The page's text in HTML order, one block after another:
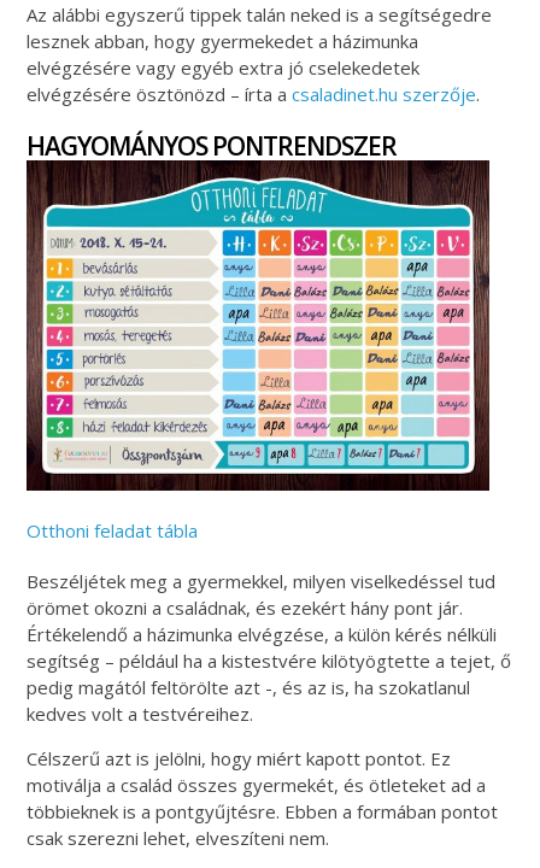
Az alábbi egyszerű tippek talán neked is a segítségedre
lesznek abban, hogy gyermekedet a házimunka
elvégzésére vagy egyéb extra jó cselekedetek
elvégzésére ösztönözd – írta acsaladinet.hu szerzője.
HAGYOMÁNYOS PONTRENDSZER
Otthoni feladat tábla
Beszéljétek meg a gyermekkel, milyen viselkedéssel tud
örömet okozni a családnak, és ezekért hány pont jár.
Értékelendő a házimunka elvégzése, a külön kérés nélküli
segítség – például ha a kistestvére kilötyögtette a tejet, ő
pedig magától feltörölte azt -, és az is, ha szokatlanul
kedves volt a testvéreihez.
Célszerű azt is jelölni, hogy miért kapott pontot. Ez
motiválja a család összes gyermekét, és ötleteket ad a
többieknek is a pontgyűjtésre. Ebben a formában pontot
csak szerezni lehet, elveszíteni nem.